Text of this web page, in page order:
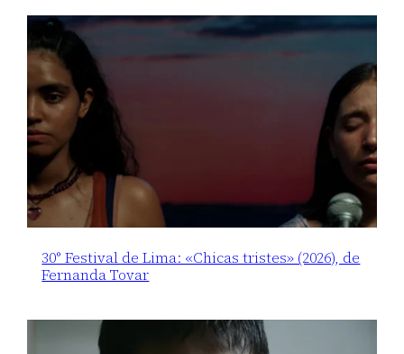
30° Festival de Lima: «Chicas tristes» (2026), de
Fernanda Tovar